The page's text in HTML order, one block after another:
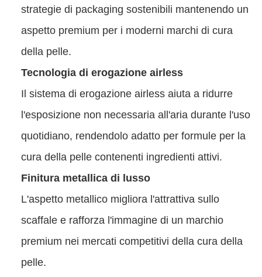
strategie di packaging sostenibili mantenendo un
aspetto premium per i moderni marchi di cura
della pelle.
Tecnologia di erogazione airless
Il sistema di erogazione airless aiuta a ridurre
l'esposizione non necessaria all'aria durante l'uso
quotidiano, rendendolo adatto per formule per la
cura della pelle contenenti ingredienti attivi.
Finitura metallica di lusso
L'aspetto metallico migliora l'attrattiva sullo
scaffale e rafforza l'immagine di un marchio
premium nei mercati competitivi della cura della
pelle.